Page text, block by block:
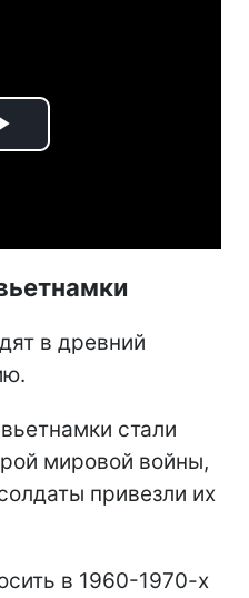
Play
в древний
стали
мировой войны,
привезли их
в 1960-1970-х